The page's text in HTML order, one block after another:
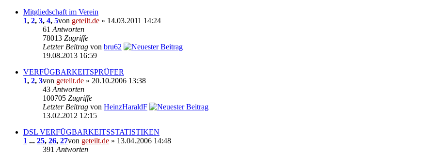
Mitgliedschaft im Verein
1, 2, 3, 4, 5von geteilt.de » 14.03.2011 14:24
61 Antworten
78013 Zugriffe
Letzter Beitrag von bru62
19.08.2013 16:59
VERFÜGBARKEITSPRÜFER
1, 2, 3von geteilt.de » 20.10.2006 13:38
43 Antworten
100705 Zugriffe
Letzter Beitrag von HeinzHaraldF
13.02.2012 12:15
DSL VERFÜGBARKEITSSTATISTIKEN
1 ... 25, 26, 27von geteilt.de » 13.04.2006 14:48
391 Antworten